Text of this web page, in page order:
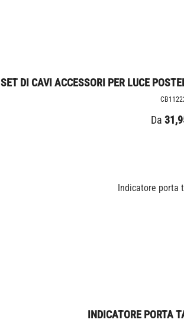
SET DI CAVI ACCESSORI PER LUCE
Da
INDICATORE PORTA